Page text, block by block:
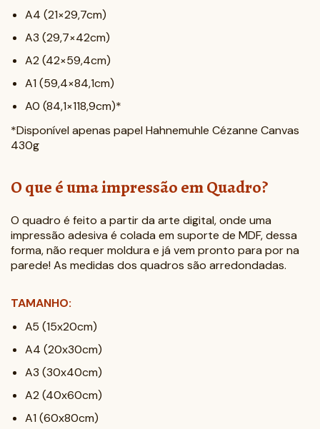
A4 (21×29,7cm)
A3 (29,7×42cm)
A2 (42×59,4cm)
A1 (59,4×84,1cm)
A0 (84,1×118,9cm)*
*Disponível apenas papel Hahnemuhle Cézanne Canvas
430g
O que é uma impressão em Quadro?
O quadro é feito a partir da arte digital, onde uma
impressão adesiva é colada em suporte de MDF, dessa
forma, não requer moldura e já vem pronto para por na
parede! As medidas dos quadros são arredondadas.
TAMANHO:
A5 (15x20cm)
A4 (20x30cm)
A3 (30x40cm)
A2 (40x60cm)
A1 (60x80cm)